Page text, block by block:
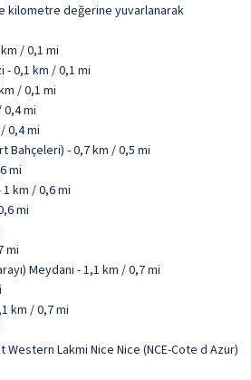
kilometre değerine yuvarlanarak
/ 0,1 mi
- 0,1 km / 0,1 mi
/ 0,1 mi
0,4 mi
0,4 mi
Bahçeleri) - 0,7 km / 0,5 mi
mi
km / 0,6 mi
mi
mi
Meydanı - 1,1 km / 0,7 mi
km / 0,7 mi
Western Lakmi Nice Nice (NCE-Cote d Azur)